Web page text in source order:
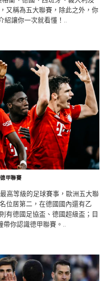
蘭、德國、西班牙、義大利及
又稱為五大聯賽，除此之外，你
讓你一次就看懂！..
高等級的足球賽事，歐洲五大聯
位居第二，在德國國內還有乙
有德國足協盃、德國超級盃；目
你認識德甲聯賽。..